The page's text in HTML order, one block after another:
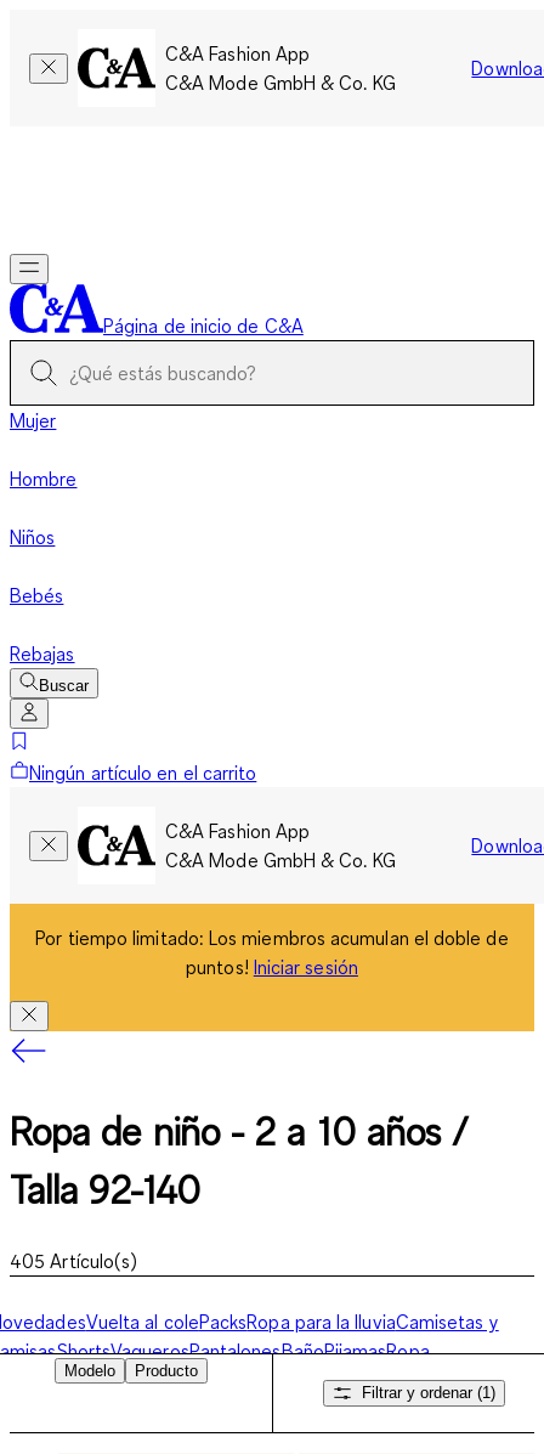
C&A Fashion App
C&A Mode GmbH & Co. KG
Página de inicio de C&A
Mujer
Hombre
Niños
Bebés
Rebajas
Buscar
Ningún artículo en el carrito
C&A Fashion App
C&A Mode GmbH & Co. KG
Por tiempo limitado: Los miembros acumulan el doble de
puntos! Iniciar sesión
Ropa de niño - 2 a 10 años /
Talla 92-140
405 Artículo(s)
Vuelta al colePacksRopa para la lluviaCamisetas y
ShortsVaquerosPantalonesBañoPijamasRopa
CalcetinesPremium
ConjuntosAccesoriosRopa de
Modelo
Producto
Filtrar y ordenar (1)